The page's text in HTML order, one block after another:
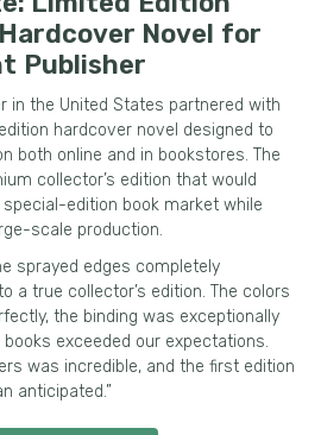
Novel for
Publisher
in the United States partnered with
hardcover novel designed to
both online and in bookstores. The
collector’s edition that would
edition book market while
scale production.
sprayed edges completely
a true collector’s edition. The colors
, the binding was exceptionally
exceeded our expectations.
was incredible, and the first edition
anticipated.”